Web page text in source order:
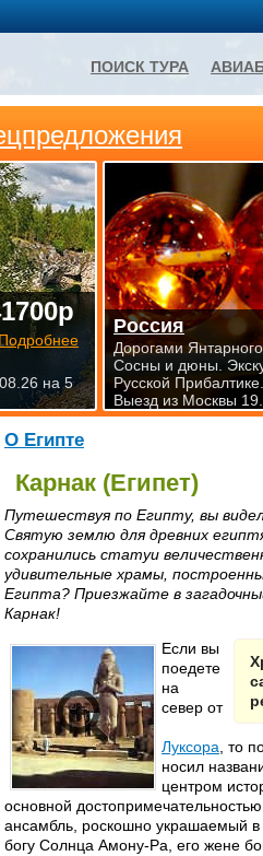
О Египте
Карнак (Египет)
Путешествуя по Египту, вы
Святую землю для древних
сохранились статуи
удивительные храмы,
Египта? Приезжайте в
Карнак!
Если вы
поедете
на
север от
Луксора , то
носил
центром
основной
ансамбль, роскошно украшаемый в
богу Солнца Амону-Ра, его жене
на 5
Россия
Дорогами
Сосны и дюны.
Русской Прибалтике.
Выезд из Москвы
ПОИСК ТУРА